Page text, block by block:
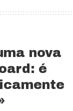
nova
é